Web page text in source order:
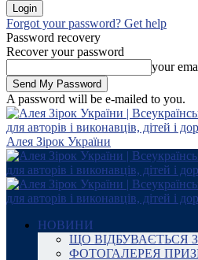
Forgot your password? Get help
Password recovery
Recover your password
your
A password will be e-mailed to you.
Алея Зірок України
НОВИНИ
ЩО ВІДБУВАЄТЬСЯ
ФОТОГАЛЕРЕЯ